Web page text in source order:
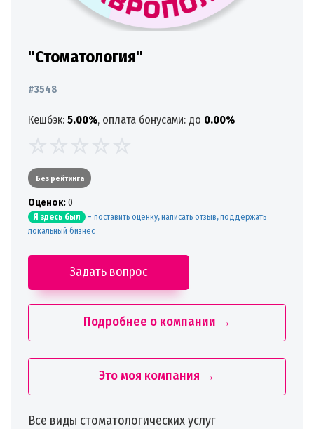
"Стоматология"
#3548
Кешбэк: 5.00%, оплата бонусами: до 0.00%
Без рейтинга
Oценок:0
Я здесь был - поставить оценку, написать отзыв, поддержать
локальный бизнес
Задать вопрос
Подробнее о компании →
Это моя компания →
Все виды стоматологических услуг